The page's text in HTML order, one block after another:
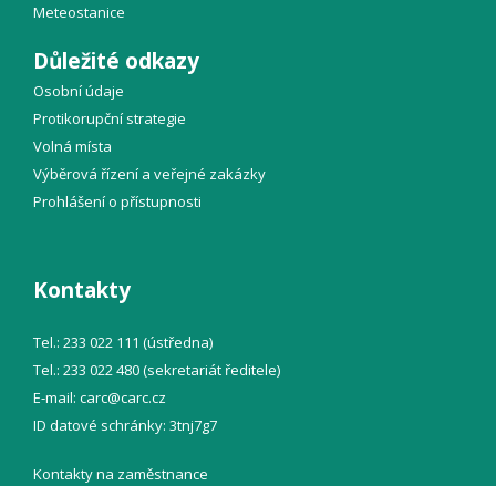
Meteostanice
Důležité odkazy
Osobní údaje
Protikorupční strategie
Volná místa
Výběrová řízení a veřejné zakázky
Prohlášení o přístupnosti
Kontakty
Tel.: 233 022 111 (ústředna)
Tel.: 233 022 480 (sekretariát ředitele)
E-mail: carc@carc.cz
ID datové schránky: 3tnj7g7
Kontakty na zaměstnance